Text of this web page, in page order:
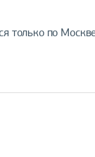
только по